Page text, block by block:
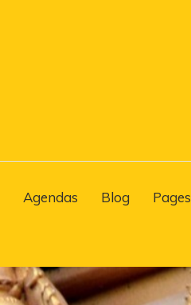
Agendas Blog Pages